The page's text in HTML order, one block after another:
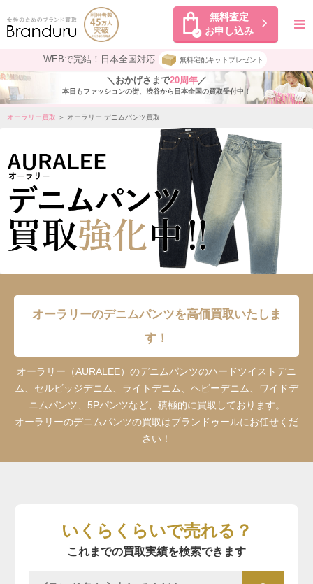
無料査定
お申し込み
WEBで完結！日本全国対応 無料宅配キットプレゼント
＼おかげさまで20周年／
本日もファッションの街、渋谷から日本全国の買取受付中！
オーラリー買取 ＞ オーラリー デニムパンツ買取
オーラリーのデニムパンツを高価買取いたしま
す！
オーラリー（AURALEE）のデニムパンツのハードツイストデニ
ム、セルビッジデニム、ライトデニム、ヘビーデニム、ワイドデ
ニムパンツ、5Pパンツなど、積極的に買取しております。
オーラリーのデニムパンツの買取はブランドゥールにお任せくだ
さい！
いくらくらいで売れる？
これまでの買取実績を検索できます